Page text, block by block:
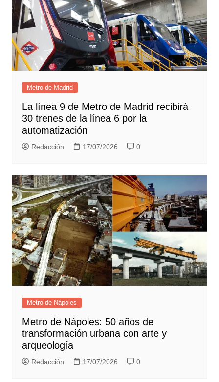
Metro de Madrid
La línea 9 de Metro de Madrid recibirá
30 trenes de la línea 6 por la
automatización
Redacción 17/07/2026 0
Metro de Nápoles
Metro de Nápoles: 50 años de
transformación urbana con arte y
arqueología
Redacción 17/07/2026 0